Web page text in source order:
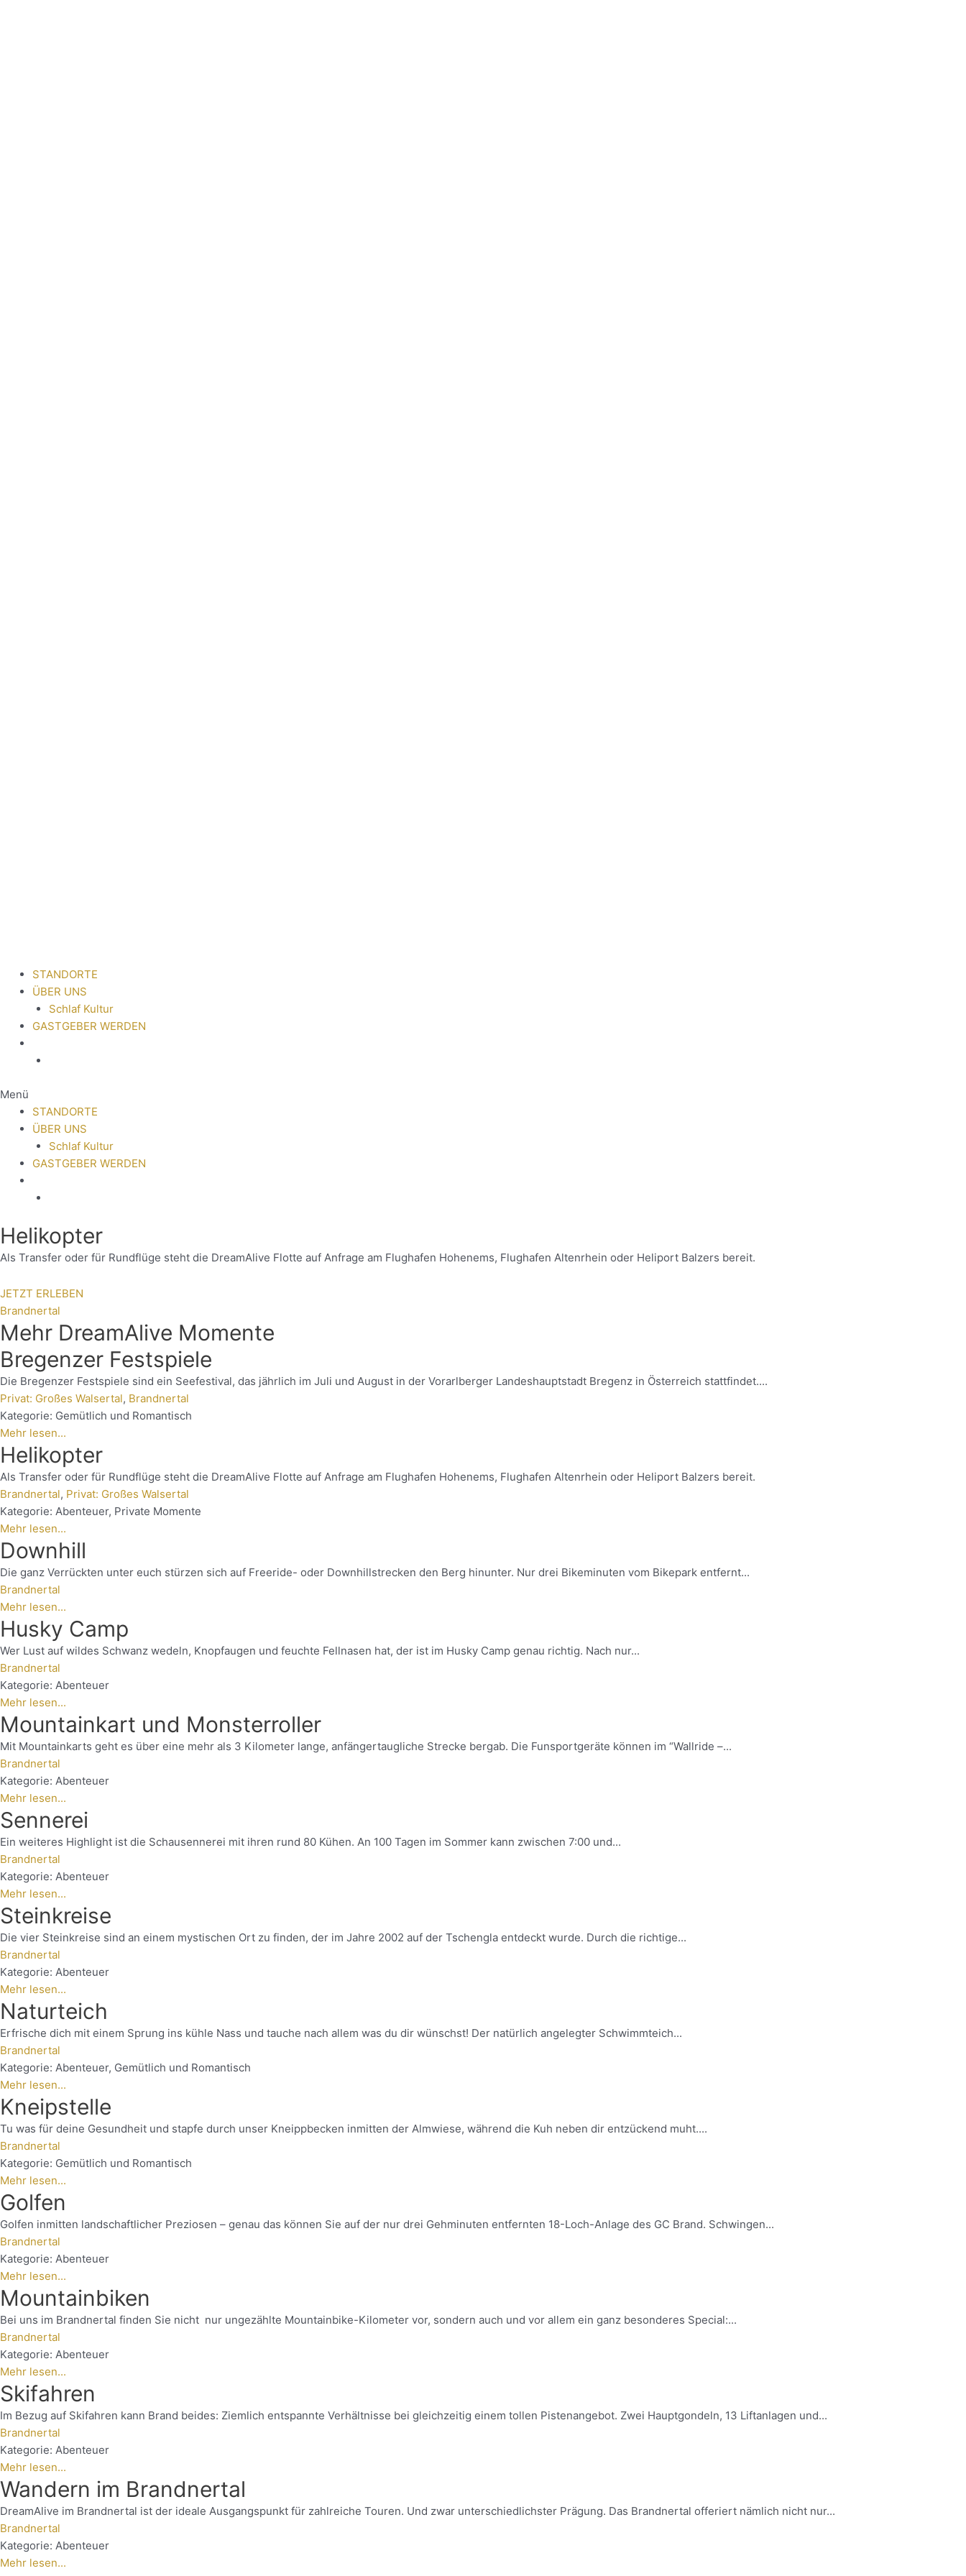
STANDORTE
ÜBER UNS
Schlaf Kultur
GASTGEBER WERDEN
Menü
STANDORTE
ÜBER UNS
Schlaf Kultur
GASTGEBER WERDEN
Helikopter
Als Transfer oder für Rundflüge steht die DreamAlive Flotte auf Anfrage am Flughafen Hohenems, Flughafen Altenrhein oder Heliport Balzers bereit.
JETZT ERLEBEN
Brandnertal
Mehr DreamAlive Momente
Bregenzer Festspiele
Die Bregenzer Festspiele sind ein Seefestival, das jährlich im Juli und August in der Vorarlberger Landeshauptstadt Bregenz in Österreich stattfindet....
Privat: Großes Walsertal, Brandnertal
Kategorie: Gemütlich und Romantisch
Mehr lesen...
Helikopter
Als Transfer oder für Rundflüge steht die DreamAlive Flotte auf Anfrage am Flughafen Hohenems, Flughafen Altenrhein oder Heliport Balzers bereit.
Brandnertal, Privat: Großes Walsertal
Kategorie: Abenteuer, Private Momente
Mehr lesen...
Downhill
Die ganz Verrückten unter euch stürzen sich auf Freeride- oder Downhillstrecken den Berg hinunter. Nur drei Bikeminuten vom Bikepark entfernt...
Brandnertal
Mehr lesen...
Husky Camp
Wer Lust auf wildes Schwanz wedeln, Knopfaugen und feuchte Fellnasen hat, der ist im Husky Camp genau richtig. Nach nur...
Brandnertal
Kategorie: Abenteuer
Mehr lesen...
Mountainkart und Monsterroller
Mit Mountainkarts geht es über eine mehr als 3 Kilometer lange, anfängertaugliche Strecke bergab. Die Funsportgeräte können im “Wallride –...
Brandnertal
Kategorie: Abenteuer
Mehr lesen...
Sennerei
Ein weiteres Highlight ist die Schausennerei mit ihren rund 80 Kühen. An 100 Tagen im Sommer kann zwischen 7:00 und...
Brandnertal
Kategorie: Abenteuer
Mehr lesen...
Steinkreise
Die vier Steinkreise sind an einem mystischen Ort zu finden, der im Jahre 2002 auf der Tschengla entdeckt wurde. Durch die richtige...
Brandnertal
Kategorie: Abenteuer
Mehr lesen...
Naturteich
Erfrische dich mit einem Sprung ins kühle Nass und tauche nach allem was du dir wünschst! Der natürlich angelegter Schwimmteich...
Brandnertal
Kategorie: Abenteuer, Gemütlich und Romantisch
Mehr lesen...
Kneipstelle
Tu was für deine Gesundheit und stapfe durch unser Kneippbecken inmitten der Almwiese, während die Kuh neben dir entzückend muht....
Brandnertal
Kategorie: Gemütlich und Romantisch
Mehr lesen...
Golfen
Golfen inmitten landschaftlicher Preziosen – genau das können Sie auf der nur drei Gehminuten entfernten 18-Loch-Anlage des GC Brand. Schwingen...
Brandnertal
Kategorie: Abenteuer
Mehr lesen...
Mountainbiken
Bei uns im Brandnertal finden Sie nicht nur ungezählte Mountainbike-Kilometer vor, sondern auch und vor allem ein ganz besonderes Special:...
Brandnertal
Kategorie: Abenteuer
Mehr lesen...
Skifahren
Im Bezug auf Skifahren kann Brand beides: Ziemlich entspannte Verhältnisse bei gleichzeitig einem tollen Pistenangebot. Zwei Hauptgondeln, 13 Liftanlagen und...
Brandnertal
Kategorie: Abenteuer
Mehr lesen...
Wandern im Brandnertal
DreamAlive im Brandnertal ist der ideale Ausgangspunkt für zahlreiche Touren. Und zwar unterschiedlichster Prägung. Das Brandnertal offeriert nämlich nicht nur...
Brandnertal
Kategorie: Abenteuer
Mehr lesen...